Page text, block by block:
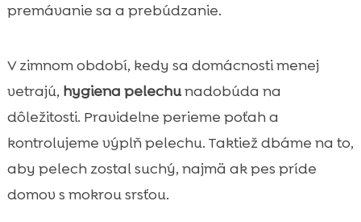
premávanie sa a prebúdzanie.
V zimnom období, kedy sa domácnosti menej
vetrajú, hygiena pelechunadobúda na
dôležitosti. Pravidelne perieme poťah a
kontrolujeme výplň pelechu. Taktiež dbáme na to,
aby pelech zostal suchý, najmä ak pes príde
domov s mokrou srsťou.